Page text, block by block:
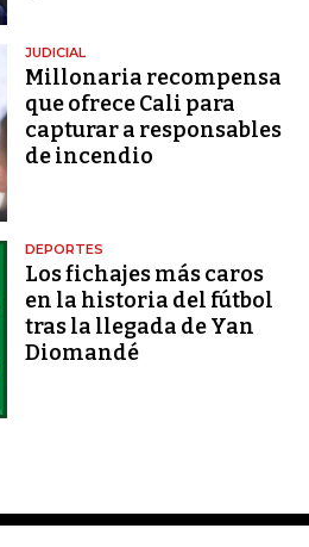
JUDICIAL
Millonaria recompensa
que ofrece Cali para
capturar a responsables
de incendio
DEPORTES
Los fichajes más caros
en la historia del fútbol
tras la llegada de Yan
Diomandé